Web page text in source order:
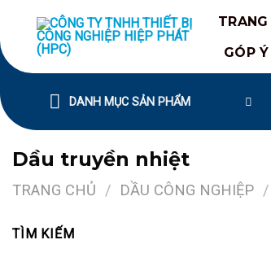
nội
dung
GÓP Ý
DANH MỤC SẢN PHẨM
Dầu truyền nhiệt
TRANG CHỦ / DẦU CÔNG NGHIỆP /
TÌM KIẾM